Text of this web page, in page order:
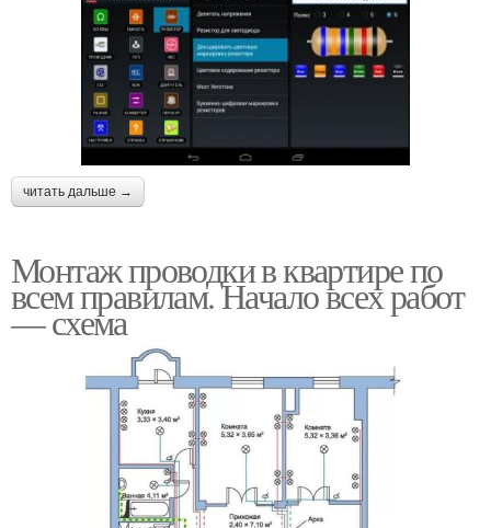
читать дальше →
Монтаж проводки в квартире по
всем правилам. Начало всех работ
— схема